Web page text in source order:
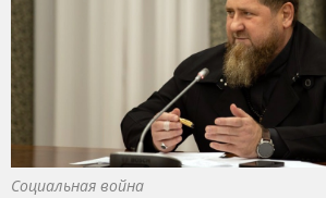
Социальная война